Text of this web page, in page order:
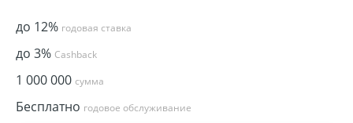
до 12% годовая ставка
до 3% Cashback
1 000 000 сумма
Бесплатно годовое обслуживание